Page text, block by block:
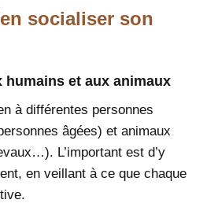
socialiser son
humains et aux animaux
à différentes personnes
âgées) et animaux
L’important est d’y
en veillant à ce que chaque